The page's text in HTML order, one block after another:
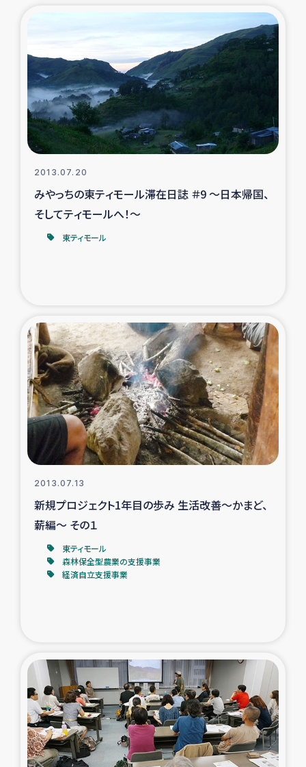
デニヤヤ小規模紅茶農家支援
コーヒー生産者支援
アイナロ県マウベシ郡でのコーヒー畑改善事業
ベイルート大規模爆発被災者支援
女性の生計向上支援
アグロフォレストリー（カカオ）事業
2013.07.20
みやっちの東ティモール滞在日誌 ＃9 ～日本帰国、
そしてティモールへ！～
東ティモール
2013.07.13
新規プロジェクト1年目の歩み 生活改善～かまど、
薪編～ その１
東ティモール
森林保全型農業の支援事業
経済自立支援事業